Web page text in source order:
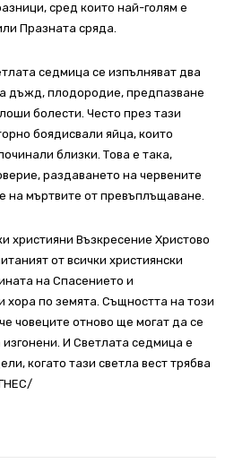
сред които най-голям е
Празната сряда.
седмица се изпълняват два
дъжд, плодородие, предпазване
болести. Често през тази
боядисвали яйца, които
близки. Това е така,
раздаването на червените
на мъртвите от превъплъщаване.
християни Възкресение Христово
от всички християнски
на Спасението и
хора по земята. Същността на този
човеците отново ще могат да се
изгонени. И Светлата седмица е
когато тази светла вест трябва